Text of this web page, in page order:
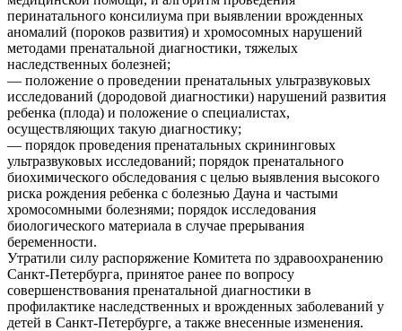
перинатального консилиума при выявлении врожденных
аномалий (пороков развития) и хромосомных нарушений
методами пренатальной диагностики, тяжелых
наследственных болезней;
— положение о проведении пренатальных ультразвуковых
исследований (дородовой диагностики) нарушений развития
ребенка (плода) и положение о специалистах,
осуществляющих такую диагностику;
— порядок проведения пренатальных скрининговых
ультразвуковых исследований; порядок пренатального
биохимического обследования с целью выявления высокого
риска рождения ребенка с болезнью Дауна и частыми
хромосомными болезнями; порядок исследования
биологического материала в случае прерывания
беременности.
Утратили силу распоряжение Комитета по здравоохранению
Санкт-Петербурга, принятое ранее по вопросу
совершенствования пренатальной диагностики в
профилактике наследственных и врожденных заболеваний у
детей в Санкт-Петербурге, а также внесенные изменения.